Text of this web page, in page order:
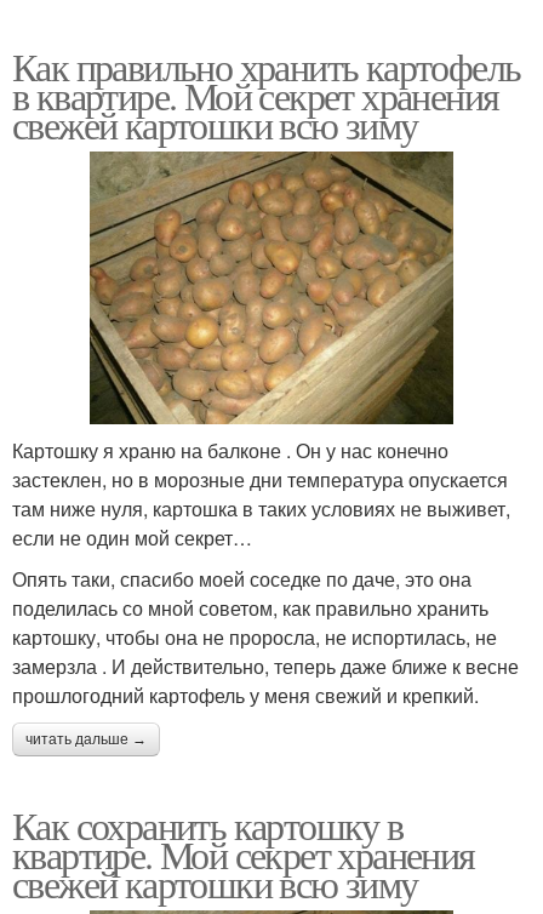
Как правильно хранить картофель
в квартире. Мой секрет хранения
свежей картошки всю зиму
Картошку я храню на балконе . Он у нас конечно
застеклен, но в морозные дни температура опускается
там ниже нуля, картошка в таких условиях не выживет,
если не один мой секрет…
Опять таки, спасибо моей соседке по даче, это она
поделилась со мной советом, как правильно хранить
картошку, чтобы она не проросла, не испортилась, не
замерзла . И действительно, теперь даже ближе к весне
прошлогодний картофель у меня свежий и крепкий.
читать дальше →
Как сохранить картошку в
квартире. Мой секрет хранения
свежей картошки всю зиму